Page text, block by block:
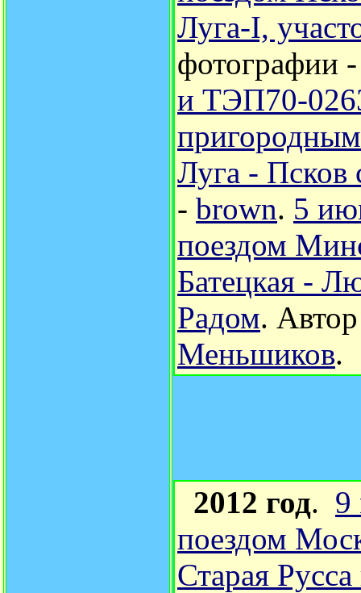
Луга-I,
фотографии
и ТЭП70-
Луга - Псков
- brown. 5
поездом
Батецкая -
Радом.
Меньшиков.
2012 год. 9
поездом
Старая